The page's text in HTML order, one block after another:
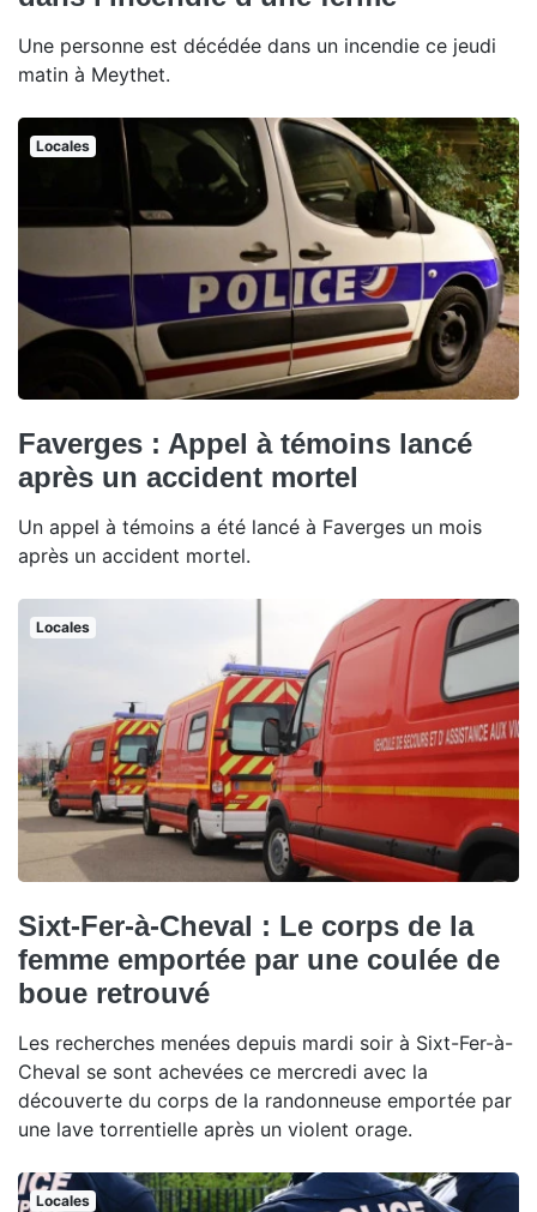
Une personne est décédée dans un incendie ce jeudi
matin à Meythet.
Locales
Faverges : Appel à témoins lancé
après un accident mortel
Un appel à témoins a été lancé à Faverges un mois
après un accident mortel.
Locales
Sixt-Fer-à-Cheval : Le corps de la
femme emportée par une coulée de
boue retrouvé
Les recherches menées depuis mardi soir à Sixt-Fer-à-
Cheval se sont achevées ce mercredi avec la
découverte du corps de la randonneuse emportée par
une lave torrentielle après un violent orage.
Locales